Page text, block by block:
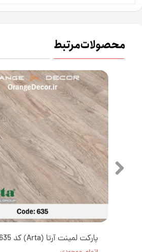
محصولات مرتبط
پارکت لمینت آرتا (Arta) کد 635 مدل راین